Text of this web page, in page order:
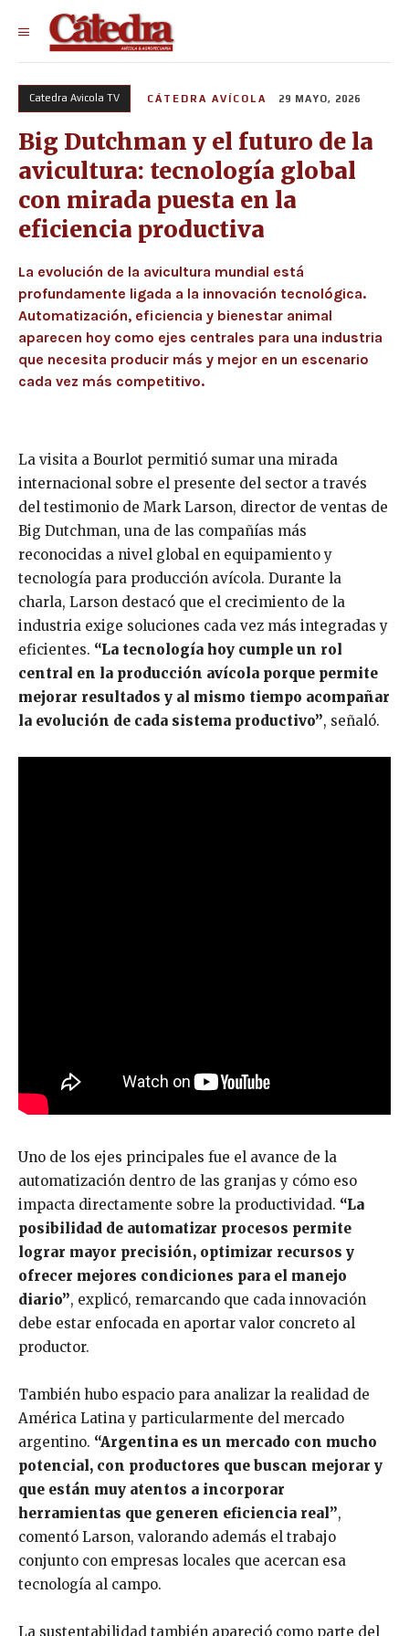
Catedra Avicola TV CÁTEDRA AVÍCOLA 29 MAYO, 2026
Big Dutchman y el futuro de la
avicultura: tecnología global
con mirada puesta en la
eficiencia productiva
La evolución de la avicultura mundial está
profundamente ligada a la innovación tecnológica.
Automatización, eficiencia y bienestar animal
aparecen hoy como ejes centrales para una industria
que necesita producir más y mejor en un escenario
cada vez más competitivo.
La visita a Bourlot permitió sumar una mirada
internacional sobre el presente del sector a través
del testimonio de Mark Larson, director de ventas de
Big Dutchman, una de las compañías más
reconocidas a nivel global en equipamiento y
tecnología para producción avícola. Durante la
charla, Larson destacó que el crecimiento de la
industria exige soluciones cada vez más integradas y
eficientes. “La tecnología hoy cumple un rol
central en la producción avícola porque permite
mejorar resultados y al mismo tiempo acompañar
la evolución de cada sistema productivo”, señaló.
Uno de los ejes principales fue el avance de la
automatización dentro de las granjas y cómo eso
impacta directamente sobre la productividad. “La
posibilidad de automatizar procesos permite
lograr mayor precisión, optimizar recursos y
ofrecer mejores condiciones para el manejo
diario”, explicó, remarcando que cada innovación
debe estar enfocada en aportar valor concreto al
productor.
También hubo espacio para analizar la realidad de
América Latina y particularmente del mercado
argentino. “Argentina es un mercado con mucho
potencial, con productores que buscan mejorar y
que están muy atentos a incorporar
herramientas que generen eficiencia real”,
comentó Larson, valorando además el trabajo
conjunto con empresas locales que acercan esa
tecnología al campo.
La sustentabilidad también apareció como parte del